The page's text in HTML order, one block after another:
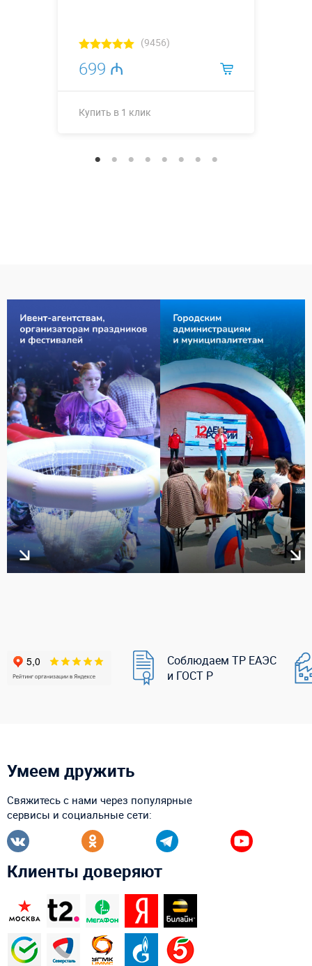
(9456)
699 ₼
Купить в 1 клик
Соблюдаем ТР ЕАЭС
и ГОСТ Р
Умеем дружить
Свяжитесь с нами через популярные
сервисы и социальные сети:
Клиенты доверяют